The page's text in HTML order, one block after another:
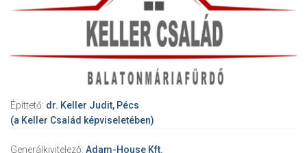
Építtető: dr. Keller Judit, Pécs
(a Keller Család képviseletében)
Generálkivitelező: Adam-House Kft.